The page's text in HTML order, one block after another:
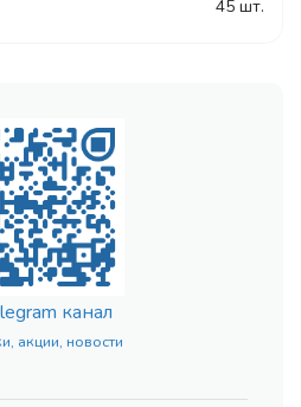
45 шт.
канал
акции, новости